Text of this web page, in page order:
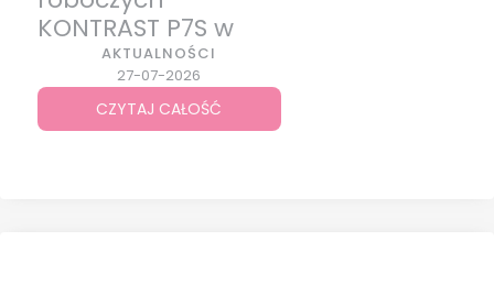
AKTUALNOŚCI
27-07-2026
KONTRAST P7S w
Adobe Premiere
Pro: Realny montaż
4K60 zamiast
syntetycznych
CZYTAJ CAŁOŚĆ